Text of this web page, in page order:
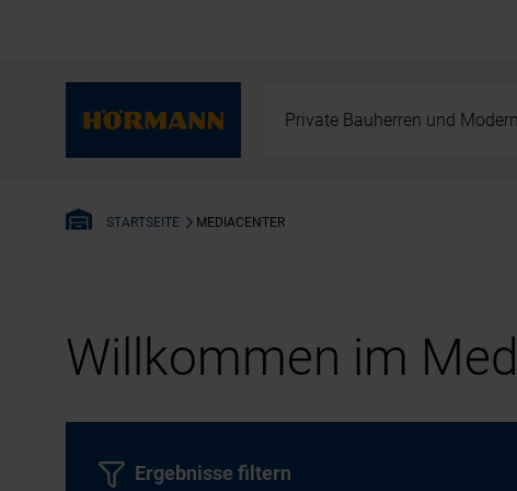
Private Bauherren und
STARTSEITE MEDIACENTER
Willkommen im
Ergebnisse filtern